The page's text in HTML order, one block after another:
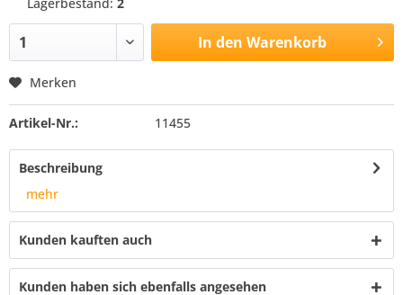
In den Warenkorb
Merken
Artikel-Nr.: 11455
Beschreibung
mehr
Kunden kauften auch
Kunden haben sich ebenfalls angesehen